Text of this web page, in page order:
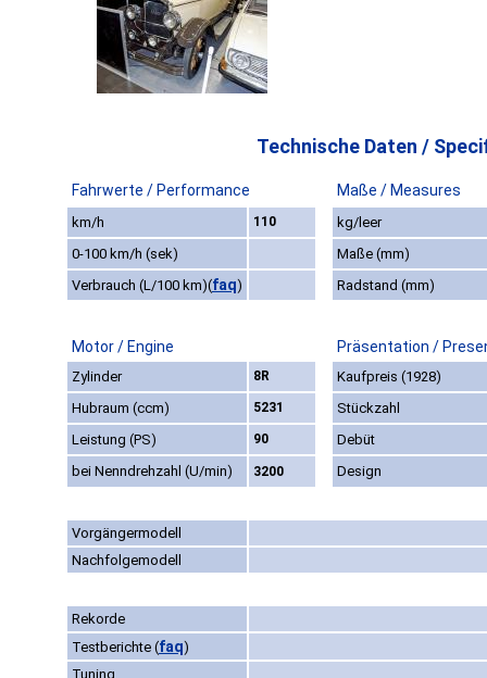
Technische Daten /
Fahrwerte / Performance Maße / Measures
km/h 110
kg/leer
0-100 km/h (sek)
Maße (mm)
Verbrauch (L/100 km)(faq) Radstand (mm)
Motor / Engine Präsentation /
Zylinder 8R
Kaufpreis (1928)
Hubraum (ccm)
5231
Stückzahl
Leistung (PS)
90
Debüt
bei Nenndrehzahl (U/min)
3200 Design
Vorgängermodell
Nachfolgemodell
Rekorde
Testberichte (faq)
Tuning